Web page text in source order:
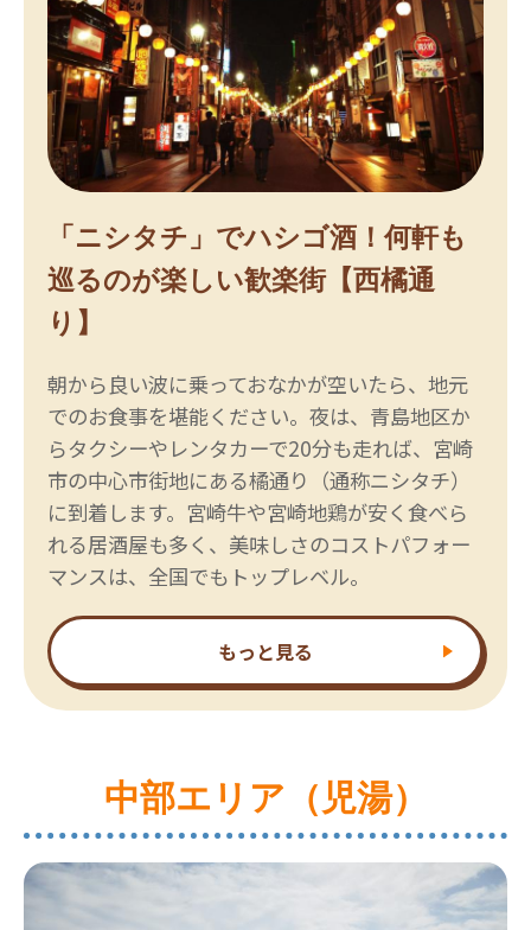
「ニシタチ」でハシゴ酒！何軒も
巡るのが楽しい歓楽街【西橘通
り】
朝から良い波に乗っておなかが空いたら、地元
でのお食事を堪能ください。夜は、青島地区か
らタクシーやレンタカーで20分も走れば、宮崎
市の中心市街地にある橘通り（通称ニシタチ）
に到着します。宮崎牛や宮崎地鶏が安く食べら
れる居酒屋も多く、美味しさのコストパフォー
マンスは、全国でもトップレベル。
もっと見る
中部エリア（児湯）